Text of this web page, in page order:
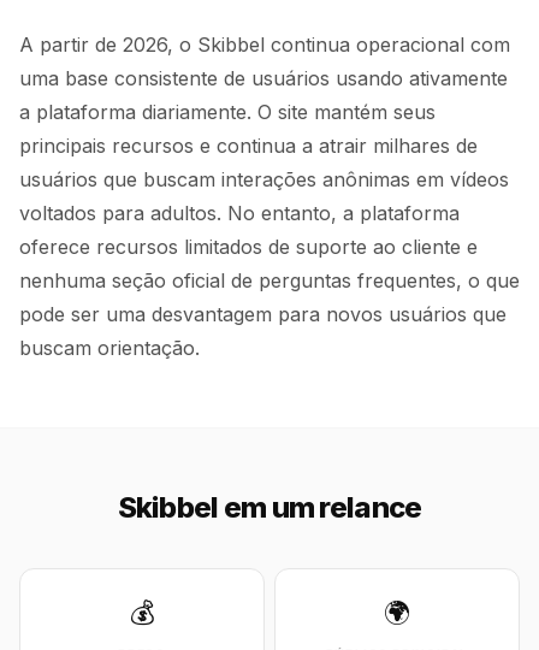
A partir de 2026, o Skibbel continua operacional com
uma base consistente de usuários usando ativamente
a plataforma diariamente. O site mantém seus
principais recursos e continua a atrair milhares de
usuários que buscam interações anônimas em vídeos
voltados para adultos. No entanto, a plataforma
oferece recursos limitados de suporte ao cliente e
nenhuma seção oficial de perguntas frequentes, o que
pode ser uma desvantagem para novos usuários que
buscam orientação.
Skibbel em um relance
💰 🌍